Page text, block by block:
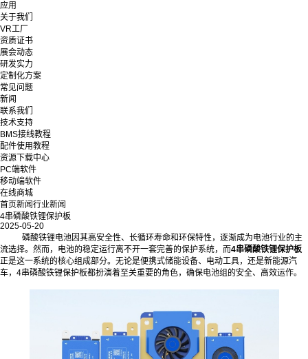
应用
关于我们
VR工厂
资质证书
展会动态
研发实力
定制化方案
常见问题
新闻
联系我们
技术支持
BMS接线教程
配件使用教程
资源下载中心
PC端软件
移动端软件
在线商城
首页新闻行业新闻
4串磷酸铁锂保护板
2025-05-20
磷酸铁锂电池因其高安全性、长循环寿命和环保特性，逐渐成为电池行业的主
流选择。然而，电池的稳定运行离不开一套完善的保护系统，而4串磷酸铁锂保护板
正是这一系统的核心组成部分。无论是便携式储能设备、电动工具，还是新能源汽
车，4串磷酸铁锂保护板都扮演着至关重要的角色，确保电池组的安全、高效运作。